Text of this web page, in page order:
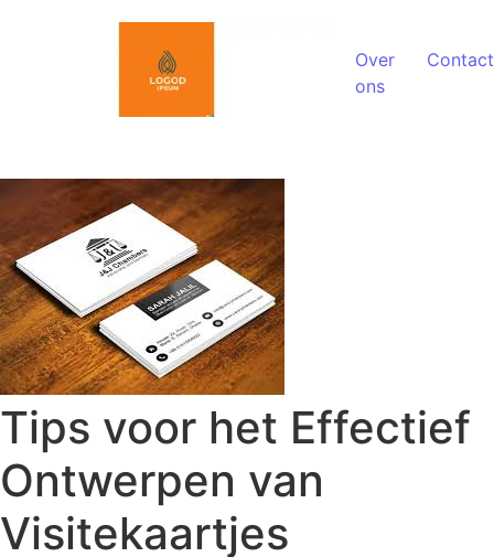
Over
ons
Contact
Tips voor het Effectief
Ontwerpen van
Visitekaartjes